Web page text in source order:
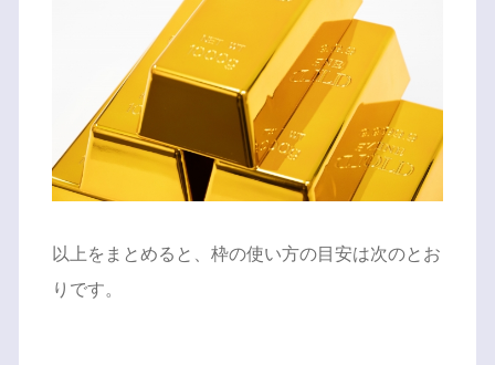
以上をまとめると、枠の使い方の目安は次のとお
りです。